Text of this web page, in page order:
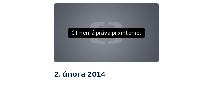
ČT nemá práva pro internet
2. února 2014